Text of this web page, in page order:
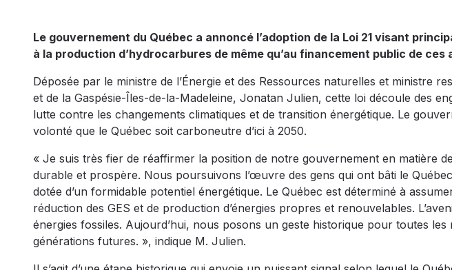
Le gouvernement du Québec a annoncé l’adoption de la Loi 21 visant
à la production d’hydrocarbures de même qu’au financement public de ces
Déposée par le ministre de l’Énergie et des Ressources naturelles et ministre
et de la Gaspésie-Îles-de-la-Madeleine, Jonatan Julien, cette loi découle des
lutte contre les changements climatiques et de transition énergétique. Le
volonté que le Québec soit carboneutre d’ici à 2050.
« Je suis très fier de réaffirmer la position de notre gouvernement en matière
durable et prospère. Nous poursuivons l’œuvre des gens qui ont bâti le
dotée d’un formidable potentiel énergétique. Le Québec est déterminé à
réduction des GES et de production d’énergies propres et renouvelables.
énergies fossiles. Aujourd’hui, nous posons un geste historique pour toutes
générations futures. », indique M. Julien.